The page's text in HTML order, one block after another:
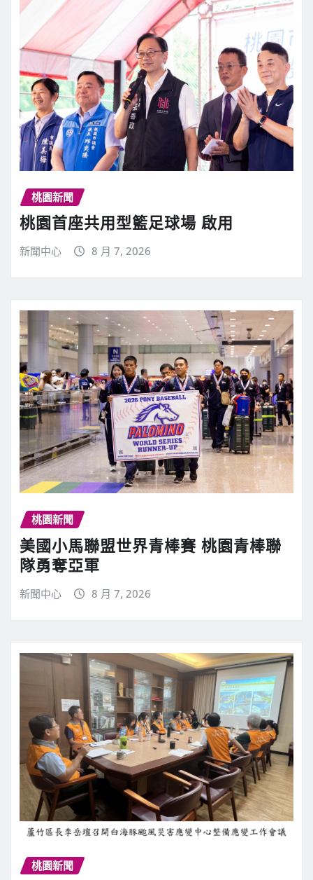
桃園新聞
桃園首座共用型籃足球場 啟用
新聞中心 8 月 7, 2026
桃園新聞
美國小馬聯盟世界青棒賽 桃園青棒聯
隊勇奪亞軍
新聞中心 8 月 7, 2026
桃園新聞